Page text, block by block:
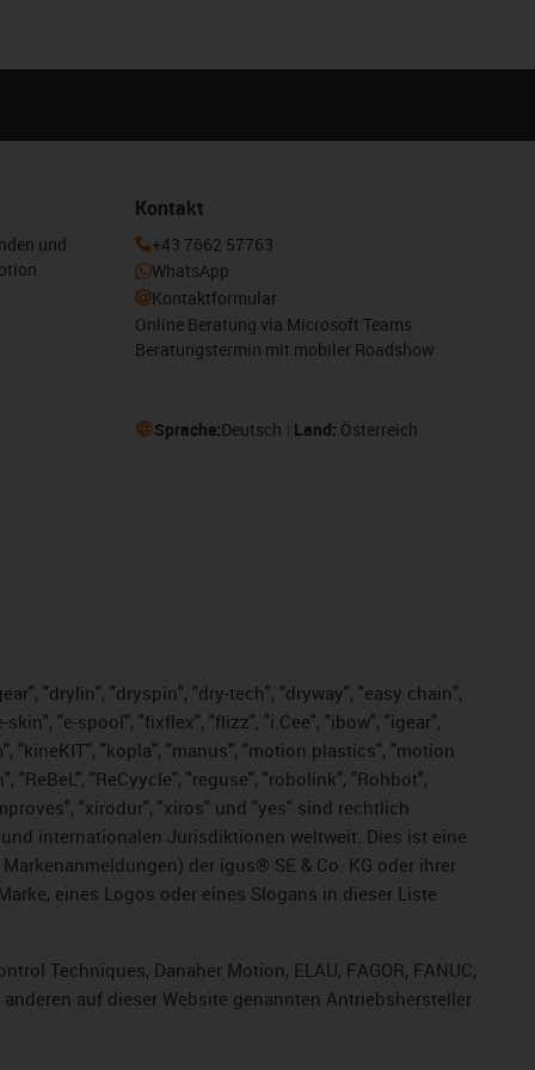
und
Kontakt
+43 7662 57763
WhatsApp
Kontaktformular
Online Beratung via Microsoft Teams
Beratungstermin mit mobiler Roadshow
Sprache:Deutsch Land: Österreich
"drylin", "dryspin", "dry-tech", "dryway", "easy chain",
"e-spool", "fixflex", "flizz", "i.Cee", "ibow", "igear",
"kineKIT", "kopla", "manus", "motion plastics", "motion
"ReCyycle", "reguse", "robolink", "Rohbot",
"xirodur", "xiros" und "yes" sind rechtlich
internationalen Jurisdiktionen weltweit. Dies ist eine
der igus® SE & Co. KG oder ihrer
eines Logos oder eines Slogans in dieser Liste
Techniques, Danaher Motion, ELAU, FAGOR, FANUC,
anderen auf dieser Website genannten Antriebshersteller